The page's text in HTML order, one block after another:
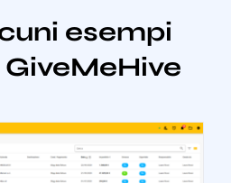
esempi